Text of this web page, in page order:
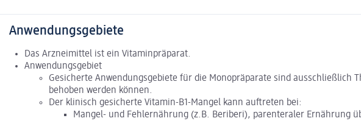
Anwendungsgebiete
Das Arzneimittel ist ein Vitaminpräparat.
Anwendungsgebiet
Gesicherte Anwendungsgebiete für die Monopräparate sind ausschließlich
behoben werden können.
Der klinisch gesicherte Vitamin-B1-Mangel kann auftreten bei:
Mangel- und Fehlernährung (z.B. Beriberi), parenteraler Ernährung